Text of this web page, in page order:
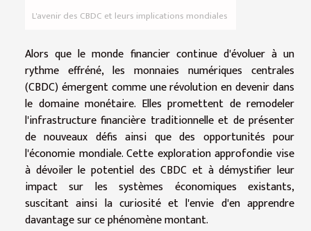
L'avenir des CBDC et leurs implications mondiales
Alors que le monde financier continue d'évoluer à un
rythme effréné, les monnaies numériques centrales
(CBDC) émergent comme une révolution en devenir dans
le domaine monétaire. Elles promettent de remodeler
l'infrastructure financière traditionnelle et de présenter
de nouveaux défis ainsi que des opportunités pour
l'économie mondiale. Cette exploration approfondie vise
à dévoiler le potentiel des CBDC et à démystifier leur
impact sur les systèmes économiques existants,
suscitant ainsi la curiosité et l'envie d'en apprendre
davantage sur ce phénomène montant.